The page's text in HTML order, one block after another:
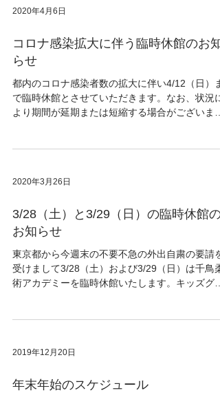
2020年4月6日
コロナ感染拡大に伴う臨時休館のお知
らせ
都内のコロナ感染者数の拡大に伴い4/12（日）ま
で臨時休館とさせていただきます。なお、状況に
より期間が延期または短縮する場合がございま
2020年3月26日
3/28（土）と3/29（日）の臨時休館の
お知らせ
東京都から今週末の不要不急の外出自粛の要請を
受けまして3/28（土）および3/29（日）は千鳥柔
術アカデミーを臨時休館いたします。キッズグラ
2019年12月20日
年末年始のスケジュール